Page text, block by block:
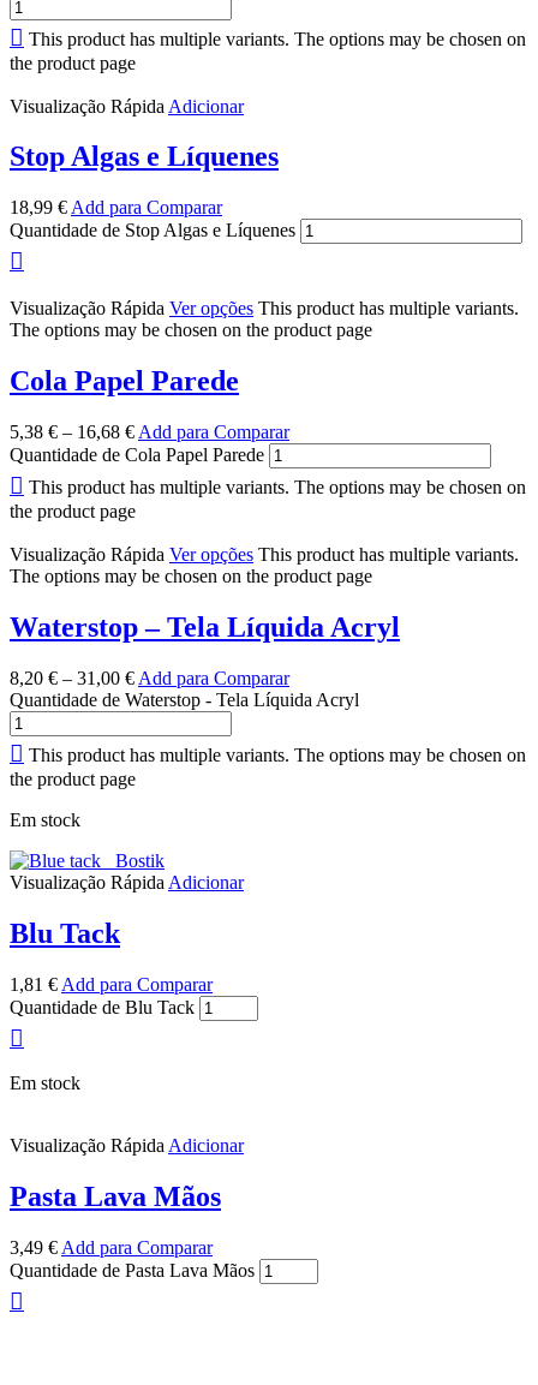
This product has multiple variants. The options may be chosen on
the product page
Visualização Rápida Adicionar
Stop Algas e Líquenes
18,99 € Add para Comparar
Quantidade de Stop Algas e Líquenes
Visualização Rápida Ver opções This product has multiple variants.
The options may be chosen on the product page
Cola Papel Parede
5,38 € – 16,68 € Add para Comparar
Quantidade de Cola Papel Parede
This product has multiple variants. The options may be chosen on
the product page
Visualização Rápida Ver opções This product has multiple variants.
The options may be chosen on the product page
Waterstop – Tela Líquida Acryl
8,20 € – 31,00 € Add para Comparar
Quantidade de Waterstop - Tela Líquida Acryl
This product has multiple variants. The options may be chosen on
the product page
Em stock
Visualização Rápida Adicionar
Blu Tack
1,81 € Add para Comparar
Quantidade de Blu Tack
Em stock
Visualização Rápida Adicionar
Pasta Lava Mãos
3,49 € Add para Comparar
Quantidade de Pasta Lava Mãos